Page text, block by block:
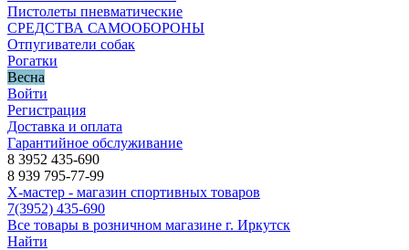
Пистолеты пневматические
СРЕДСТВА САМООБОРОНЫ
Отпугиватели собак
Рогатки
Весна
Войти
Регистрация
Доставка и оплата
Гарантийное обслуживание
8 3952 435-690
8 939 795-77-99
Х-мастер - магазин спортивных товаров
7(3952) 435-690
Все товары в розничном магазине г. Иркутск
Найти